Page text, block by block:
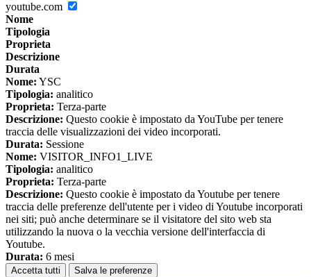
youtube.com
Nome
Tipologia
Proprieta
Descrizione
Durata
Nome: YSC
Tipologia: analitico
Proprieta: Terza-parte
Descrizione: Questo cookie è impostato da YouTube per tenere
traccia delle visualizzazioni dei video incorporati.
Durata: Sessione
Nome: VISITOR_INFO1_LIVE
Tipologia: analitico
Proprieta: Terza-parte
Descrizione: Questo cookie è impostato da Youtube per tenere
traccia delle preferenze dell'utente per i video di Youtube incorporati
nei siti; può anche determinare se il visitatore del sito web sta
utilizzando la nuova o la vecchia versione dell'interfaccia di
Youtube.
Durata: 6 mesi
Accetta tutti Salva le preferenze